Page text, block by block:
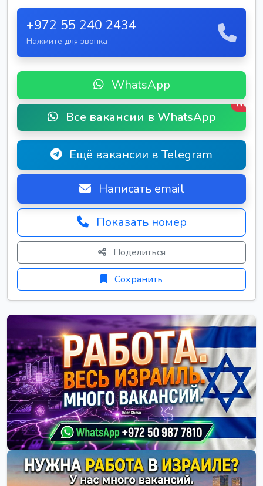
+972 55 240 2434
Нажмите для звонка
WhatsApp
Все вакансии в WhatsApp
New
Ещё вакансии в Telegram
Написать email
Показать номер
Поделиться
Сохранить